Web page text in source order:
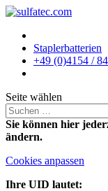
Staplerbatterien
+49 (0)4154 /
Seite wählen
Sie können hier
ändern.
Cookies anpassen
Ihre UID lautet: